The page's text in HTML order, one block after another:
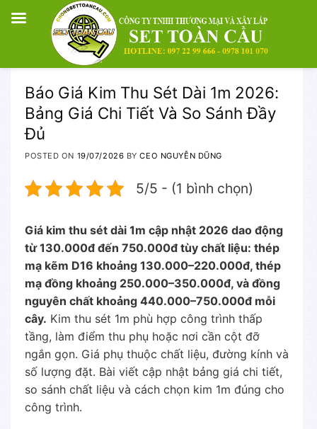
content
Báo Giá Kim Thu Sét Dài 1m 2026:
Bảng Giá Chi Tiết Và So Sánh Đầy
Đủ
POSTED ON 19/07/2026 BYCEO NGUYỄN DŨNG
5/5 - (1 bình chọn)
Giá kim thu sét dài 1m cập nhật 2026 dao động
từ 130.000đ đến 750.000đ tùy chất liệu: thép
mạ kẽm D16 khoảng 130.000–220.000đ, thép
mạ đồng khoảng 250.000–350.000đ, và đồng
nguyên chất khoảng 440.000–750.000đ mỗi
cây. Kim thu sét 1m phù hợp công trình thấp
tầng, làm điểm thu phụ hoặc nơi cần cột đỡ
ngắn gọn. Giá phụ thuộc chất liệu, đường kính và
số lượng đặt. Bài viết cập nhật bảng giá chi tiết,
so sánh chất liệu và cách chọn kim 1m đúng cho
công trình.